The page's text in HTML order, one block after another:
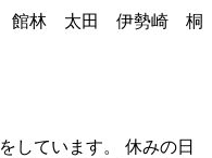
館林 太田 伊勢崎 桐
しています。 休みの日